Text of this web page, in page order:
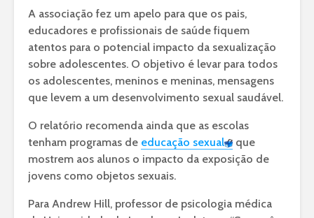
A associação fez um apelo para que os pais,
educadores e profissionais de saúde fiquem
atentos para o potencial impacto da sexualização
sobre adolescentes. O objetivo é levar para todos
os adolescentes, meninos e meninas, mensagens
que levem a um desenvolvimento sexual saudável.
O relatório recomenda ainda que as escolas
tenham programas de educação sexual
que
mostrem aos alunos o impacto da exposição de
jovens como objetos sexuais.
Para Andrew Hill, professor de psicologia médica